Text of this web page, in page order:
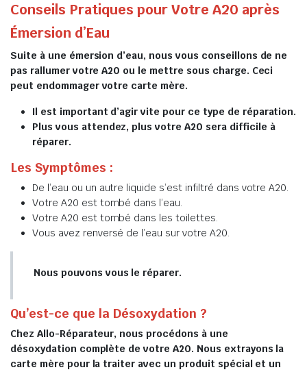
Conseils Pratiques pour Votre A20 après
Émersion d’Eau
Suite à une émersion d’eau, nous vous conseillons de ne
pas rallumer votre A20 ou le mettre sous charge. Ceci
peut endommager votre carte mère.
Il est important d’agir vite pour ce type de réparation.
Plus vous attendez, plus votre A20 sera difficile à
réparer.
Les Symptômes :
De l’eau ou un autre liquide s’est infiltré dans votre A20.
Votre A20 est tombé dans l’eau.
Votre A20 est tombé dans les toilettes.
Vous avez renversé de l’eau sur votre A20.
Nous pouvons vous le réparer.
Qu’est-ce que la Désoxydation ?
Chez Allo-Réparateur, nous procédons à une
désoxydation complète de votre A20. Nous extrayons la
carte mère pour la traiter avec un produit spécial et un